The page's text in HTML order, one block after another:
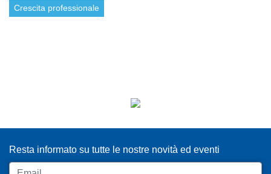
Crescita professionale
Resta informato su tutte le nostre novità ed eventi
Email